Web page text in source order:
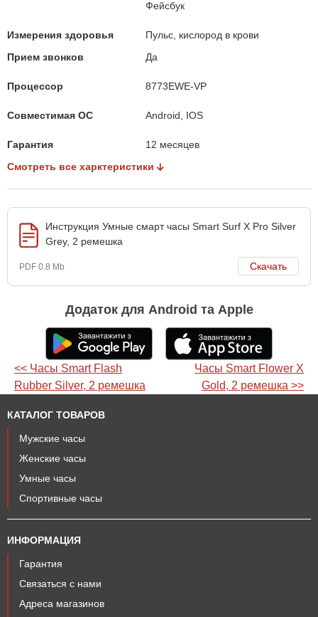
Фейсбук
Измерения здоровья
Пульс, кислород в крови
Прием звонков
Да
Процессор 8773EWE-VP
Совместимая ОС Android, IOS
Гарантия
12 месяцев
Смотреть все харктеристики
Инструкция Умные смарт часы Smart Surf X Pro Silver
Grey, 2 ремешка
PDF 0.8 Mb Скачать
Додаток для Android та Apple
<< Часы Smart Flash
Rubber Silver, 2 ремешка
Часы Smart Flower X
Gold, 2 ремешка >>
КАТАЛОГ ТОВАРОВ
Мужские часы
Женские часы
Умные часы
Спортивные часы
ИНФОРМАЦИЯ
Гарантия
Связаться с нами
Адреса магазинов